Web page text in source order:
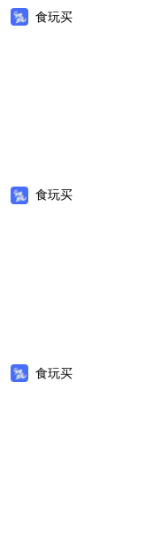
食玩买
食玩买
食玩买